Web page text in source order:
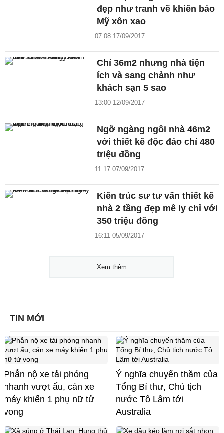
đẹp như tranh vẽ khiến báo
Mỹ xôn xao
07:08 17/09/2017
Chỉ 36m2 nhưng nhà tiện
ích và sang chảnh như
khách sạn 5 sao
13:00 12/09/2017
Ngỡ ngàng ngôi nhà 46m2
với thiết kế độc đáo chỉ 480
triệu đồng
11:17 07/09/2017
Kiến trúc sư tư vấn thiết kế
nhà 2 tầng đẹp mê ly chỉ với
350 triệu đồng
16:11 05/09/2017
Xem thêm
TIN MỚI
Phẫn nộ xe tải phóng
nhanh vượt ẩu, cán xe
máy khiến 1 phụ nữ tử
vong
Ý nghĩa chuyến thăm của
Tổng Bí thư, Chủ tịch
nước Tô Lâm tới
Australia